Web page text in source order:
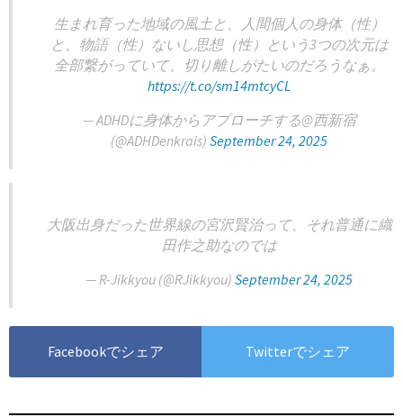
生まれ育った地域の風土と、人間個人の身体（性）
と、物語（性）ないし思想（性）という3つの次元は
全部繋がっていて、切り離しがたいのだろうなぁ。
https://t.co/sm14mtcyCL
— ADHDに身体からアプローチする@西新宿
(@ADHDenkrais) September 24, 2025
大阪出身だった世界線の宮沢賢治って、それ普通に織
田作之助なのでは
— R-Jikkyou (@RJikkyou) September 24, 2025
Facebookでシェア Twitterでシェア